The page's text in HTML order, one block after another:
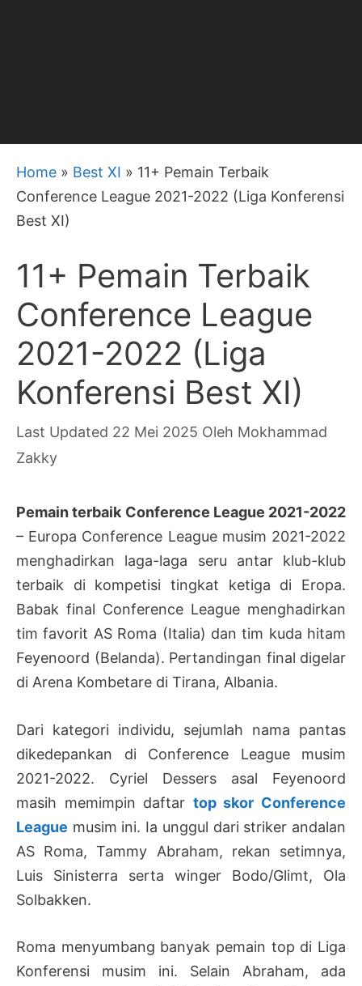
Home » Best XI » 11+ Pemain Terbaik
Conference League 2021-2022 (Liga Konferensi
Best XI)
11+ Pemain Terbaik
Conference League
2021-2022 (Liga
Konferensi Best XI)
22 Mei 2025 Oleh Mokhammad
Zakky
Pemain terbaik Conference League 2021-2022
– Europa Conference League musim 2021-2022
menghadirkan laga-laga seru antar klub-klub
terbaik di kompetisi tingkat ketiga di Eropa.
Babak final Conference League menghadirkan
tim favorit AS Roma (Italia) dan tim kuda hitam
Feyenoord (Belanda). Pertandingan final digelar
di Arena Kombetare di Tirana, Albania.
Dari kategori individu, sejumlah nama pantas
dikedepankan di Conference League musim
2021-2022. Cyriel Dessers asal Feyenoord
masih memimpin daftar top skor Conference
League musim ini. Ia unggul dari striker andalan
AS Roma, Tammy Abraham, rekan setimnya,
Luis Sinisterra serta winger Bodo/Glimt, Ola
Solbakken.
Roma menyumbang banyak pemain top di Liga
Konferensi musim ini. Selain Abraham, ada